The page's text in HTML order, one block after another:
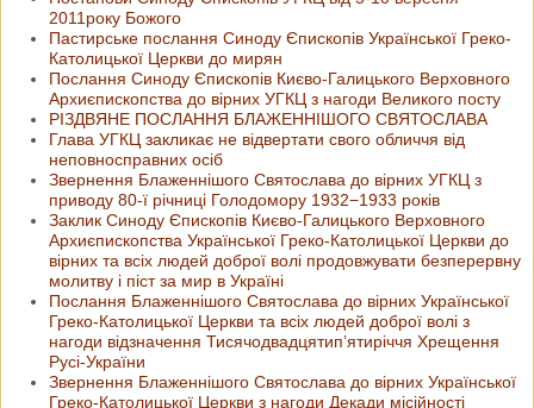
2011року Божого
Пастирське послання Синоду Єпископів Української Греко-
Католицької Церкви до мирян
Послання Синоду Єпископів Києво-Галицького Верховного
Архиєпископства до вірних УГКЦ з нагоди Великого посту
РІЗДВЯНЕ ПОСЛАННЯ БЛАЖЕННІШОГО СВЯТОСЛАВА
Глава УГКЦ закликає не відвертати свого обличчя від
неповносправних осіб
Звернення Блаженнішого Святослава до вірних УГКЦ з
приводу 80-ї річниці Голодомору 1932−1933 років
Заклик Синоду Єпископів Києво-Галицького Верховного
Архиєпископства Української Греко-Католицької Церкви до
вірних та всіх людей доброї волі продовжувати безперервну
молитву і піст за мир в Україні
Послання Блаженнішого Святослава до вірних Української
Греко-Католицької Церкви та всіх людей доброї волі з
нагоди відзначення Тисячодвадцятип’ятиріччя Хрещення
Русі-України
Звернення Блаженнішого Святослава до вірних Української
Греко-Католицької Церкви з нагоди Декади місійності